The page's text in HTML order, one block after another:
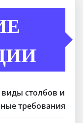
столбов и
требования